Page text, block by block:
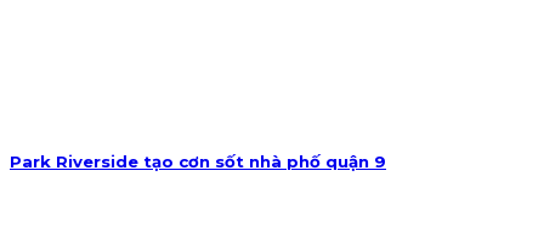
Park Riverside tạo cơn sốt nhà phố quận 9